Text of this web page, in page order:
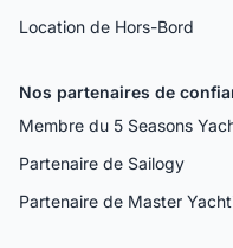
Location de Hors-Bord
Nos partenaires de
Membre du 5 Seasons
Partenaire de Sailogy
Partenaire de Master